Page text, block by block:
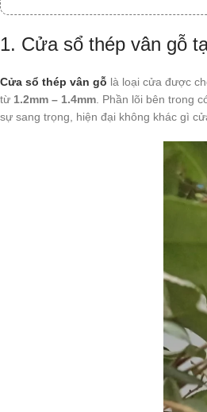
1. Cửa sổ thép vân gỗ
Cửa sổ thép vân gỗ là loại cửa được
từ 1.2mm – 1.4mm . Phần lõi bên trong
sự sang trọng, hiện đại không khác gì